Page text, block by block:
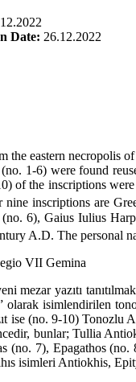
Date: 26.12.2022
the eastern necropolis
1-6) were found
of the inscriptions
nine inscriptions are
6), Gaius Iulius
A.D. The personal
VII Gemina
yazıtı
isimlendirilen
ise (no. 9-10)
bunlar; Tullia
(no. 7), Epagathos
isimleri Antiokhis,